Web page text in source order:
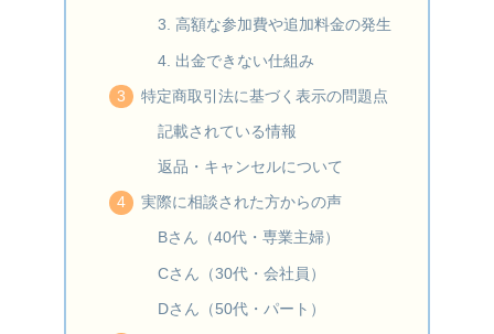
3. 高額な参加費や追加料金の発生
4. 出金できない仕組み
特定商取引法に基づく表示の問題点
記載されている情報
返品・キャンセルについて
実際に相談された方からの声
Bさん（40代・専業主婦）
Cさん（30代・会社員）
Dさん（50代・パート）